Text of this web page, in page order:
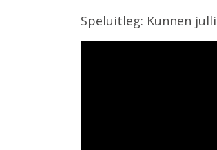
Speluitleg: Kunnen